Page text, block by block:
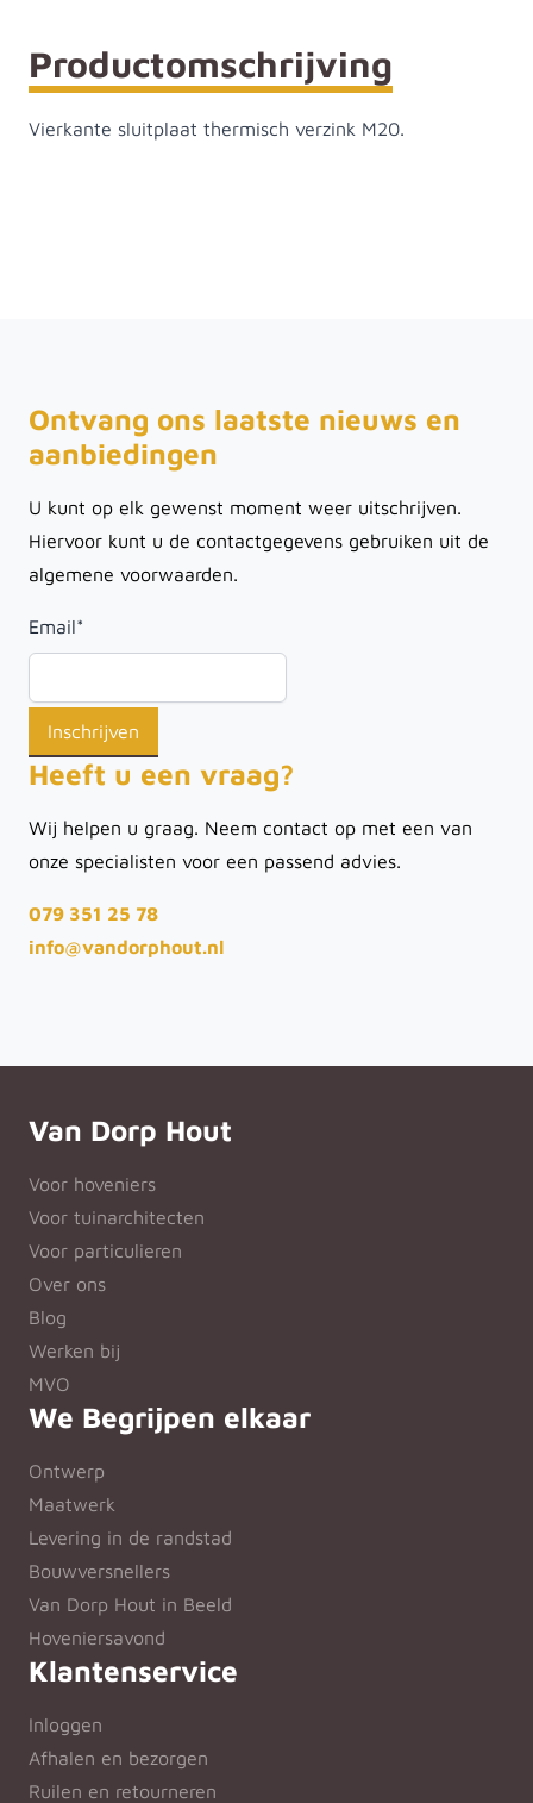
Productomschrijving
Vierkante sluitplaat thermisch verzink M20.
Ontvang ons laatste nieuws en
aanbiedingen
U kunt op elk gewenst moment weer uitschrijven.
Hiervoor kunt u de contactgegevens gebruiken uit de
algemene voorwaarden.
Email*
Heeft u een vraag?
Wij helpen u graag. Neem contact op met een van
onze specialisten voor een passend advies.
079 351 25 78
info@vandorphout.nl
Van Dorp Hout
Voor hoveniers
Voor tuinarchitecten
Voor particulieren
Over ons
Blog
Werken bij
MVO
We Begrijpen elkaar
Ontwerp
Maatwerk
Levering in de randstad
Bouwversnellers
Van Dorp Hout in Beeld
Hoveniersavond
Klantenservice
Inloggen
Afhalen en bezorgen
Ruilen en retourneren